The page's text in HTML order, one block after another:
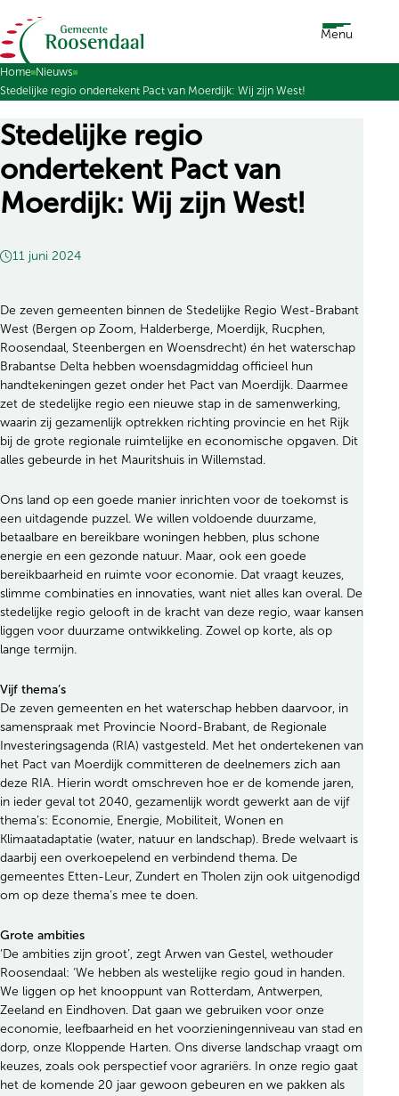
Ga naar de inhoud Menu
Home Nieuws
Stedelijke regio ondertekent Pact van Moerdijk: Wij zijn West!
Stedelijke regio
ondertekent Pact van
Moerdijk: Wij zijn West!
11 juni 2024
De zeven gemeenten binnen de Stedelijke Regio West-Brabant
West (Bergen op Zoom, Halderberge, Moerdijk, Rucphen,
Roosendaal, Steenbergen en Woensdrecht) én het waterschap
Brabantse Delta hebben woensdagmiddag officieel hun
handtekeningen gezet onder het Pact van Moerdijk. Daarmee
zet de stedelijke regio een nieuwe stap in de samenwerking,
waarin zij gezamenlijk optrekken richting provincie en het Rijk
bij de grote regionale ruimtelijke en economische opgaven. Dit
alles gebeurde in het Mauritshuis in Willemstad.
Ons land op een goede manier inrichten voor de toekomst is
een uitdagende puzzel. We willen voldoende duurzame,
betaalbare en bereikbare woningen hebben, plus schone
energie en een gezonde natuur. Maar, ook een goede
bereikbaarheid en ruimte voor economie. Dat vraagt keuzes,
slimme combinaties en innovaties, want niet alles kan overal. De
stedelijke regio gelooft in de kracht van deze regio, waar kansen
liggen voor duurzame ontwikkeling. Zowel op korte, als op
lange termijn.
Vijf thema’s
De zeven gemeenten en het waterschap hebben daarvoor, in
samenspraak met Provincie Noord-Brabant, de Regionale
Investeringsagenda (RIA) vastgesteld. Met het ondertekenen van
het Pact van Moerdijk committeren de deelnemers zich aan
deze RIA. Hierin wordt omschreven hoe er de komende jaren,
in ieder geval tot 2040, gezamenlijk wordt gewerkt aan de vijf
thema’s: Economie, Energie, Mobiliteit, Wonen en
Klimaatadaptatie (water, natuur en landschap). Brede welvaart is
daarbij een overkoepelend en verbindend thema. De
gemeentes Etten-Leur, Zundert en Tholen zijn ook uitgenodigd
om op deze thema’s mee te doen.
Grote ambities
‘De ambities zijn groot’, zegt Arwen van Gestel, wethouder
Roosendaal: ‘We hebben als westelijke regio goud in handen.
We liggen op het knooppunt van Rotterdam, Antwerpen,
Zeeland en Eindhoven. Dat gaan we gebruiken voor onze
economie, leefbaarheid en het voorzieningenniveau van stad en
dorp, onze Kloppende Harten. Ons diverse landschap vraagt om
keuzes, zoals ook perspectief voor agrariërs. In onze regio gaat
het de komende 20 jaar gewoon gebeuren en we pakken als